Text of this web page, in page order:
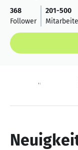
368
Follower
201-500
Neuigkeiten